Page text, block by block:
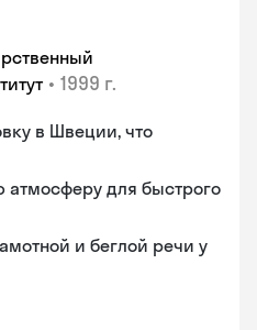
• 1999 г.
в Швеции, что
атмосферу для быстрого
и беглой речи у